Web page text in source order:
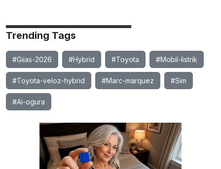
Trending Tags
#Giias-2026 #Hybrid #Toyota #Mobil-listrik
#Toyota-veloz-hybrid #Marc-marquez #Sim
#Ai-ogura